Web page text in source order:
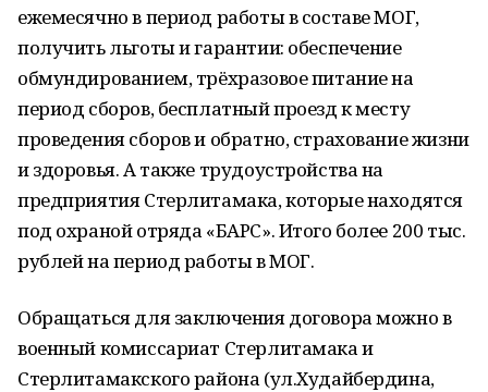
ежемесячно в период работы в составе МОГ,
получить льготы и гарантии: обеспечение
обмундированием, трёхразовое питание на
период сборов, бесплатный проезд к месту
проведения сборов и обратно, страхование жизни
и здоровья. А также трудоустройства на
предприятия Стерлитамака, которые находятся
под охраной отряда «БАРС». Итого более 200 тыс.
рублей на период работы в МОГ.
Обращаться для заключения договора можно в
военный комиссариат Стерлитамака и
Стерлитамакского района (ул.Худайбердина,